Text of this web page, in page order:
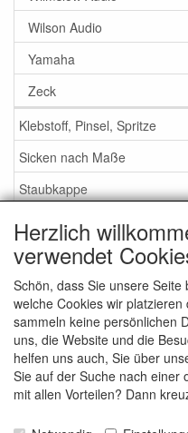
Wilson Audio
Yamaha
Zeck
Klebstoff, Pinsel, Spritze
Sicken nach Maße
Staubkappe
Service
Schaumstoff oder Gummi
Wichtig bei Bestellung
Nachrichten
Kontakt
Herzlich
verwendet
Schön, dass Sie unsere
welche Cookies wir
sammeln keine persönlichen
uns, die Website und die
helfen uns auch, Sie über
Sie auf der Suche nach einer
mit allen Vorteilen? Dann